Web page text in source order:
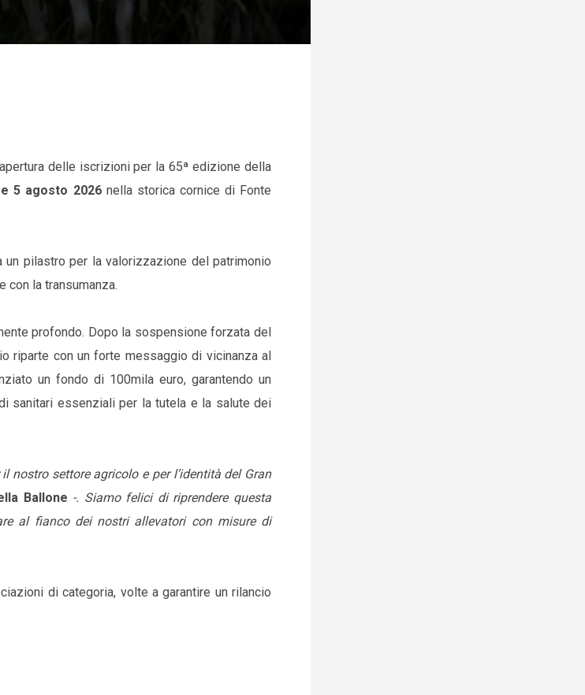
delle iscrizioni per la 65ª edizione della
5 agosto 2026nella storica cornice di Fonte
pilastro per la valorizzazione del patrimonio
con la transumanza.
profondo. Dopo la sospensione forzata del
riparte con un forte messaggio di vicinanza al
un fondo di 100mila euro, garantendo un
sanitari essenziali per la tutela e la salute dei
nostro settore agricolo e per l’identità del Gran
Ballone -. Siamo felici di riprendere questa
al fianco dei nostri allevatori con misure di
di categoria, volte a garantire un rilancio